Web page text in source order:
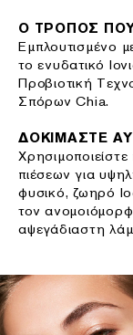
Ο ΤΡΟΠΟΣ
Εμπλουτισμένο
το ενυδατικό
Προβιοτική
Σπόρων Chia.
ΔΟΚΙΜΑΣΤΕ
πιέσεων για
φυσικό, ζωηρό
τον
αψεγάδιαστη